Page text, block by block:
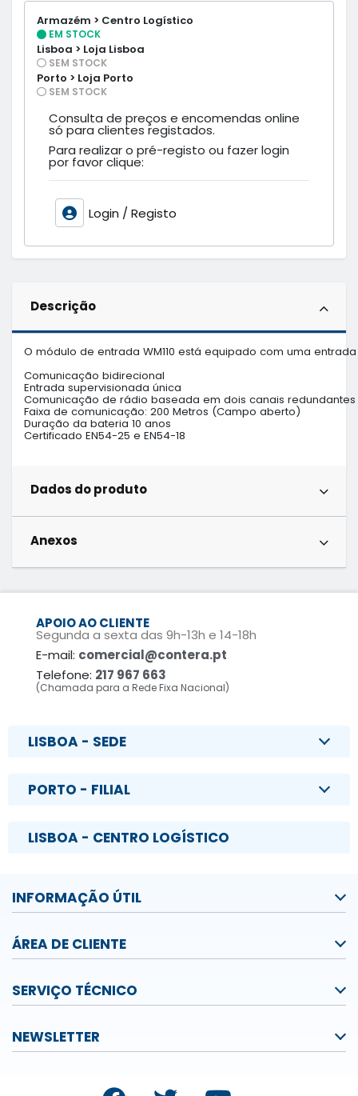
Armazém > Centro Logístico
EM STOCK
Lisboa > Loja Lisboa
SEM STOCK
Porto > Loja Porto
SEM STOCK
Consulta de preços e encomendas online
só para clientes registados.
Para realizar o pré-registo ou fazer login
por favor clique:
Login / Registo
Descrição
O módulo de entrada WM110 está equipado com uma
Comunicação bidirecional
Entrada supervisionada única
Comunicação de rádio baseada em dois canais redundantes
Faixa de comunicação: 200 Metros (Campo aberto)
Duração da bateria 10 anos
Dados do produto
Anexos
APOIO AO CLIENTE
Segunda a sexta das 9h-13h e 14-18h
E-mail: comercial@contera.pt
Telefone: 217 967 663
(Chamada para a Rede Fixa Nacional)
LISBOA - SEDE
PORTO - FILIAL
LISBOA - CENTRO LOGÍSTICO
INFORMAÇÃO ÚTIL
ÁREA DE CLIENTE
SERVIÇO TÉCNICO
NEWSLETTER